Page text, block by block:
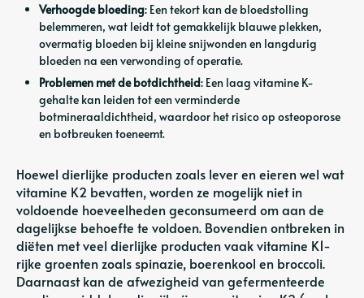
Verhoogde bloeding: Een tekort kan de bloedstolling
belemmeren, wat leidt tot gemakkelijk blauwe plekken,
overmatig bloeden bij kleine snijwonden en langdurig
bloeden na een verwonding of operatie.
Problemen met de botdichtheid: Een laag vitamine K-
gehalte kan leiden tot een verminderde
botmineraaldichtheid, waardoor het risico op osteoporose
en botbreuken toeneemt.
Hoewel dierlijke producten zoals lever en eieren wel wat
vitamine K2 bevatten, worden ze mogelijk niet in
voldoende hoeveelheden geconsumeerd om aan de
dagelijkse behoefte te voldoen. Bovendien ontbreken in
diëten met veel dierlijke producten vaak vitamine K1-
rijke groenten zoals spinazie, boerenkool en broccoli.
Daarnaast kan de afwezigheid van gefermenteerde